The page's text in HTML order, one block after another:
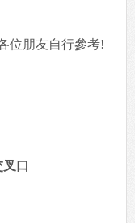
位朋友自行參考!
口